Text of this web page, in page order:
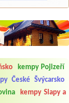
kempy Pojizeří
České Švýcarsko
kempy Slapy a
takový je pěkný.
i utěrky, což při
je obchod a